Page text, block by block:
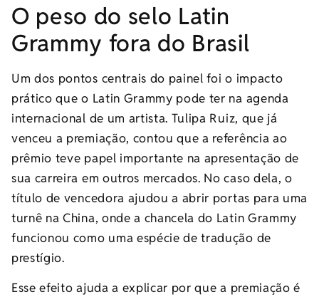
O peso do selo Latin
Grammy fora do Brasil
Um dos pontos centrais do painel foi o impacto
prático que o Latin Grammy pode ter na agenda
internacional de um artista. Tulipa Ruiz, que já
venceu a premiação, contou que a referência ao
prêmio teve papel importante na apresentação de
sua carreira em outros mercados. No caso dela, o
título de vencedora ajudou a abrir portas para uma
turnê na China, onde a chancela do Latin Grammy
funcionou como uma espécie de tradução de
prestígio.
Esse efeito ajuda a explicar por que a premiação é